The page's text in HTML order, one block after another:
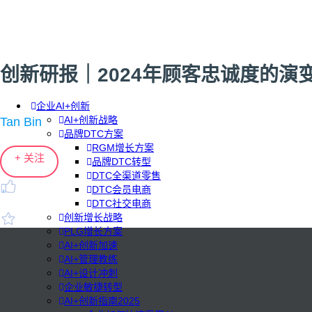
企业AI+创新
AI+创新战略
品牌DTC方案
RGM增长方案
品牌DTC转型
DTC全渠道零售
DTC会员电商
DTC社交电商
创新增长战略
PLG增长方案
AI+创新加速
AI+管理教练
AI+设计冲刺
企业敏捷转型
AI+创新指南2025
创新研报｜2024年顾客忠诚度的演
Tan Bin
+ 关注